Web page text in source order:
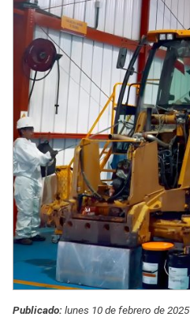
Publicado:lunes 10 de febrero de 2025